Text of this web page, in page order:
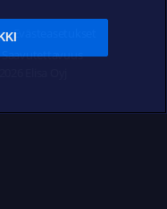
Evästeasetukset
Saavutettavuus